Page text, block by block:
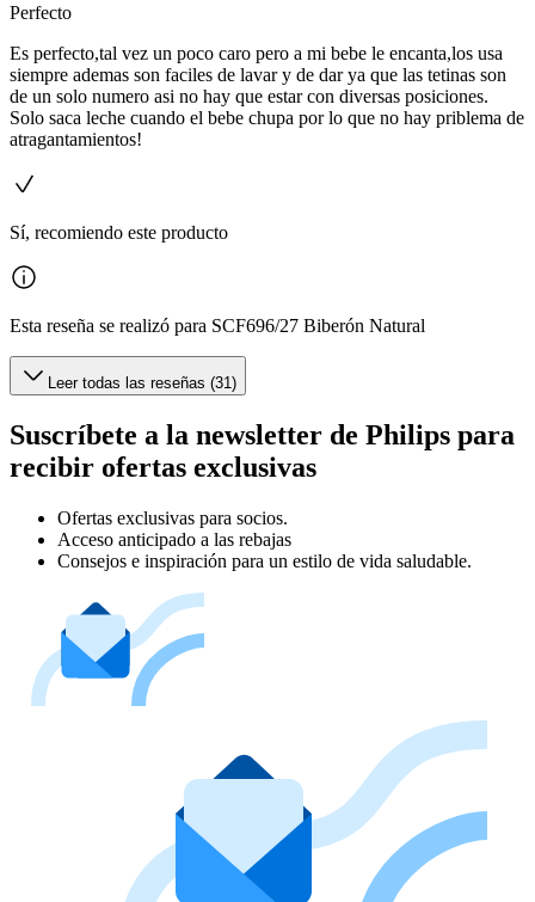
Perfecto
Es perfecto,tal vez un poco caro pero a mi bebe le encanta,los usa
siempre ademas son faciles de lavar y de dar ya que las tetinas son
de un solo numero asi no hay que estar con diversas posiciones.
Solo saca leche cuando el bebe chupa por lo que no hay priblema de
atragantamientos!
Sí, recomiendo este producto
Esta reseña se realizó para SCF696/27 Biberón Natural
Leer todas las reseñas (31)
Suscríbete a la newsletter de Philips para
recibir ofertas exclusivas
Ofertas exclusivas para socios.
Acceso anticipado a las rebajas
Consejos e inspiración para un estilo de vida saludable.